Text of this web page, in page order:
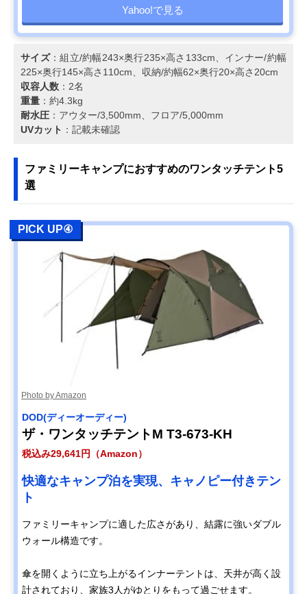
Yahoo!で見る
サイズ：組立/約幅243×奥行235×高さ133cm、インナー/約幅
225×奥行145×高さ110cm、収納/約幅62×奥行20×高さ20cm
収容人数 ：2名
重量 ：約4.3kg
耐水圧 ：アウター/3,500mm、フロア/5,000mm
UVカット ：記載未確認
ファミリーキャンプにおすすめのワンタッチテント5
選
PICK UP④
Photo by Amazon
DOD(ディーオーディー)
ザ・ワンタッチテントM T3-673-KH
税込み29,641円（Amazon）
快適なキャンプ泊を実現、キャノピー付きテン
ト
ファミリーキャンプに適した広さがあり、結露に強いダブル
ウォール構造です。
傘を開くように立ち上がるインナーテントは、天井が高く設
計されており、家族3人がゆとりをもって過ごせます。